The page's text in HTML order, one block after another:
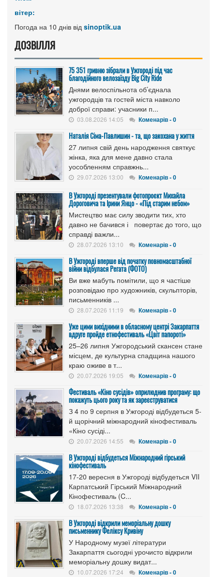
вітер:
Погода на 10 днів від sinoptik.ua
ДОЗВІЛЛЯ
75 351 гривню зібрали в Ужгороді під час
благодійного велозаїзду Big Сity Ride
Днями велоспільнота об’єднала
ужгородців та гостей міста навколо
доброї справи: учасники п...
03.08.2026 14:05 Коменарів - 0
Наталія Сіма-Павлишин - та, що закохана у життя
27 липня свій день народження святкує
жінка, яка для мене давно стала
уособленням справжнь...
29.07.2026 13:00 Коменарів - 0
В Ужгороді презентували фотопроєкт Михайла
Дороговича та Ірини Янцо - «Під старим небом»
Мистецтво має силу зводити тих, хто
давно не бачився і повертає до того, що
справді важли...
28.07.2026 13:10 Коменарів - 0
В Ужгороді вперше від початку повномасштабної
війни відбулася Регата (ФОТО)
Ви вже мабуть помітили, що я частіше
розповідаю про художників, скульпторів,
письменників ...
28.07.2026 11:19 Коменарів - 0
Уже цими вихідними в обласному центрі Закарпаття
вдруге пройде етнофестиваль «Цвіт папороті»
25–26 липня Ужгородський скансен стане
місцем, де культурна спадщина нашого
краю оживе в т...
20.07.2026 19:05 Коменарів - 0
Фестиваль «Кіно сусідів» оприлюднив програму: що
покажуть цього року та як зареєструватися
З 4 по 9 серпня в Ужгороді відбудеться 5-
й щорічний міжнародний кінофестиваль
«Кіно сусіді...
20.07.2026 14:55 Коменарів - 0
В Ужгороді відбудеться Міжнародний гірський
кінофестиваль
17-20 вересня в Ужгороді відбудеться VII
Карпатський Гірський Міжнародний
Кінофестиваль (C...
18.07.2026 13:38 Коменарів - 0
В Ужгороді відкрили меморіальну дошку
письменнику Феліксу Кривіну
У Народному музеї літератури
Закарпаття сьогодні урочисто відкрили
меморіальну дошку видат...
10.07.2026 17:24 Коменарів - 0